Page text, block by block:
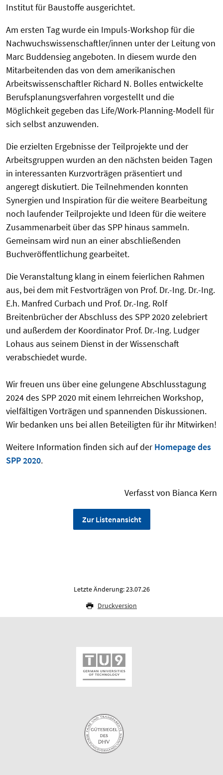
Institut für Baustoffe ausgerichtet.
Am ersten Tag wurde ein Impuls-Workshop für die
Nachwuchswissenschaftler/innen unter der Leitung von
Marc Buddensieg angeboten. In diesem wurde den
Mitarbeitenden das von dem amerikanischen
Arbeitswissenschaftler Richard N. Bolles entwickelte
Berufsplanungsverfahren vorgestellt und die
Möglichkeit gegeben das Life/Work-Planning-Modell für
sich selbst anzuwenden.
Die erzielten Ergebnisse der Teilprojekte und der
Arbeitsgruppen wurden an den nächsten beiden Tagen
in interessanten Kurzvorträgen präsentiert und
angeregt diskutiert. Die Teilnehmenden konnten
Synergien und Inspiration für die weitere Bearbeitung
noch laufender Teilprojekte und Ideen für die weitere
Zusammenarbeit über das SPP hinaus sammeln.
Gemeinsam wird nun an einer abschließenden
Buchveröffentlichung gearbeitet.
Die Veranstaltung klang in einem feierlichen Rahmen
aus, bei dem mit Festvorträgen von Prof. Dr.-Ing. Dr.-Ing.
E.h. Manfred Curbach und Prof. Dr.-Ing. Rolf
Breitenbrücher der Abschluss des SPP 2020 zelebriert
und außerdem der Koordinator Prof. Dr.-Ing. Ludger
Lohaus aus seinem Dienst in der Wissenschaft
verabschiedet wurde.
Wir freuen uns über eine gelungene Abschlusstagung
2024 des SPP 2020 mit einem lehrreichen Workshop,
vielfältigen Vorträgen und spannenden Diskussionen.
Wir bedanken uns bei allen Beteiligten für ihr Mitwirken!
Weitere Information finden sich auf derHomepage des
SPP 2020.
Verfasst von Bianca Kern
Zur Listenansicht
Letzte Änderung: 23.07.26
Druckversion